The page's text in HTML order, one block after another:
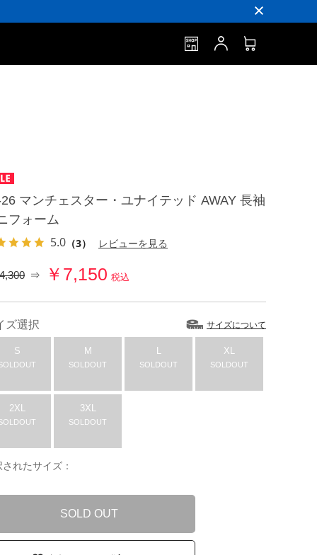
マンチェスター・ユナイテッド AWAY 長袖
フォーム
5.0 （3） レビューを見る
⇒ ￥7,150 税込
ズ選択 サイズについて
S M
SOLDOUT
L
SOLDOUT
XL
SOLDOUT
2XL 3XL
SOLDOUT
れたサイズ：
SOLD OUT